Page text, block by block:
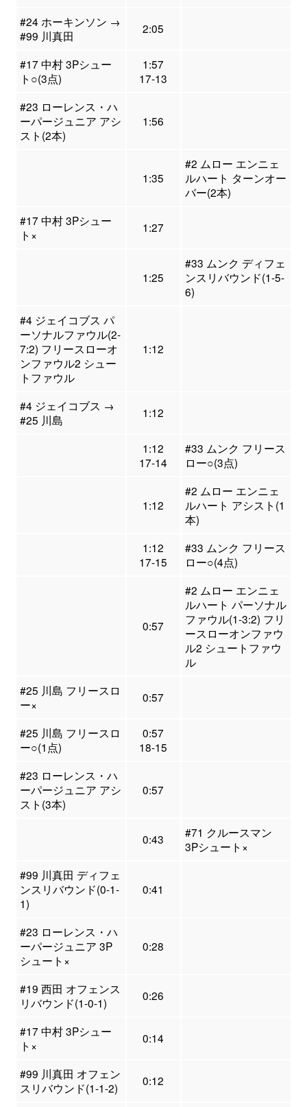
#24 ホーキンソン →
#99 川真田
2:05
#17 中村 3Pシュー
ト○(3点)
1:57
17-13
#23 ローレンス・ハ
ーパージュニア アシ
スト(2本)
1:56
1:35
#2 ムロー エンニェ
ルハート ターンオー
バー(2本)
#17 中村 3Pシュー
ト×
1:27
1:25
#33 ムンク ディフェ
ンスリバウンド(1-5-
6)
#4 ジェイコブス パ
ーソナルファウル(2-
7:2) フリースローオ
ンファウル2 シュー
トファウル
1:12
#4 ジェイコブス →
#25 川島
1:12
1:12
17-14
#33 ムンク フリース
ロー○(3点)
1:12
#2 ムロー エンニェ
ルハート アシスト(1
本)
1:12
17-15
#33 ムンク フリース
ロー○(4点)
0:57
#2 ムロー エンニェ
ルハート パーソナル
ファウル(1-3:2) フリ
ースローオンファウ
ル2 シュートファウ
ル
#25 川島 フリースロ
ー×
0:57
#25 川島 フリースロ
ー○(1点)
0:57
18-15
#23 ローレンス・ハ
ーパージュニア アシ
スト(3本)
0:57
0:43
#71 クルースマン
3Pシュート×
#99 川真田 ディフェ
ンスリバウンド(0-1-
1)
0:41
#23 ローレンス・ハ
ーパージュニア 3P
シュート×
0:28
#19 西田 オフェンス
リバウンド(1-0-1)
0:26
#17 中村 3Pシュー
ト×
0:14
#99 川真田 オフェン
スリバウンド(1-1-2)
0:12